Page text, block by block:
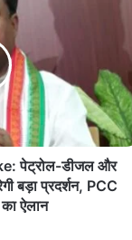
पेट्रोल-डीजल और
बड़ा प्रदर्शन, PCC
ऐलान